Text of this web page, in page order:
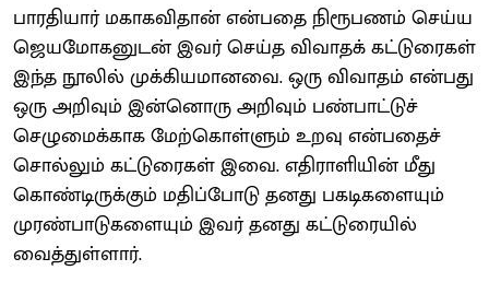
பாரதியார் மகாகவிதான் என்பதை நிரூபணம் செய்ய
ஜெயமோகனுடன் இவர் செய்த விவாதக் கட்டுரைகள்
இந்த நூலில் முக்கியமானவை. ஒரு விவாதம் என்பது
ஒரு அறிவும் இன்னொரு அறிவும் பண்பாட்டுச்
செழுமைக்காக மேற்கொள்ளும் உறவு என்பதைச்
சொல்லும் கட்டுரைகள் இவை. எதிராளியின் மீது
கொண்டிருக்கும் மதிப்போடு தனது பகடிகளையும்
முரண்பாடுகளையும் இவர் தனது கட்டுரையில்
வைத்துள்ளார்.